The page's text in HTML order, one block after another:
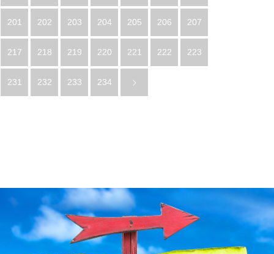
201 202 203 204 205 206 207
217 218 219 220 221 222 223
231 232 233 234